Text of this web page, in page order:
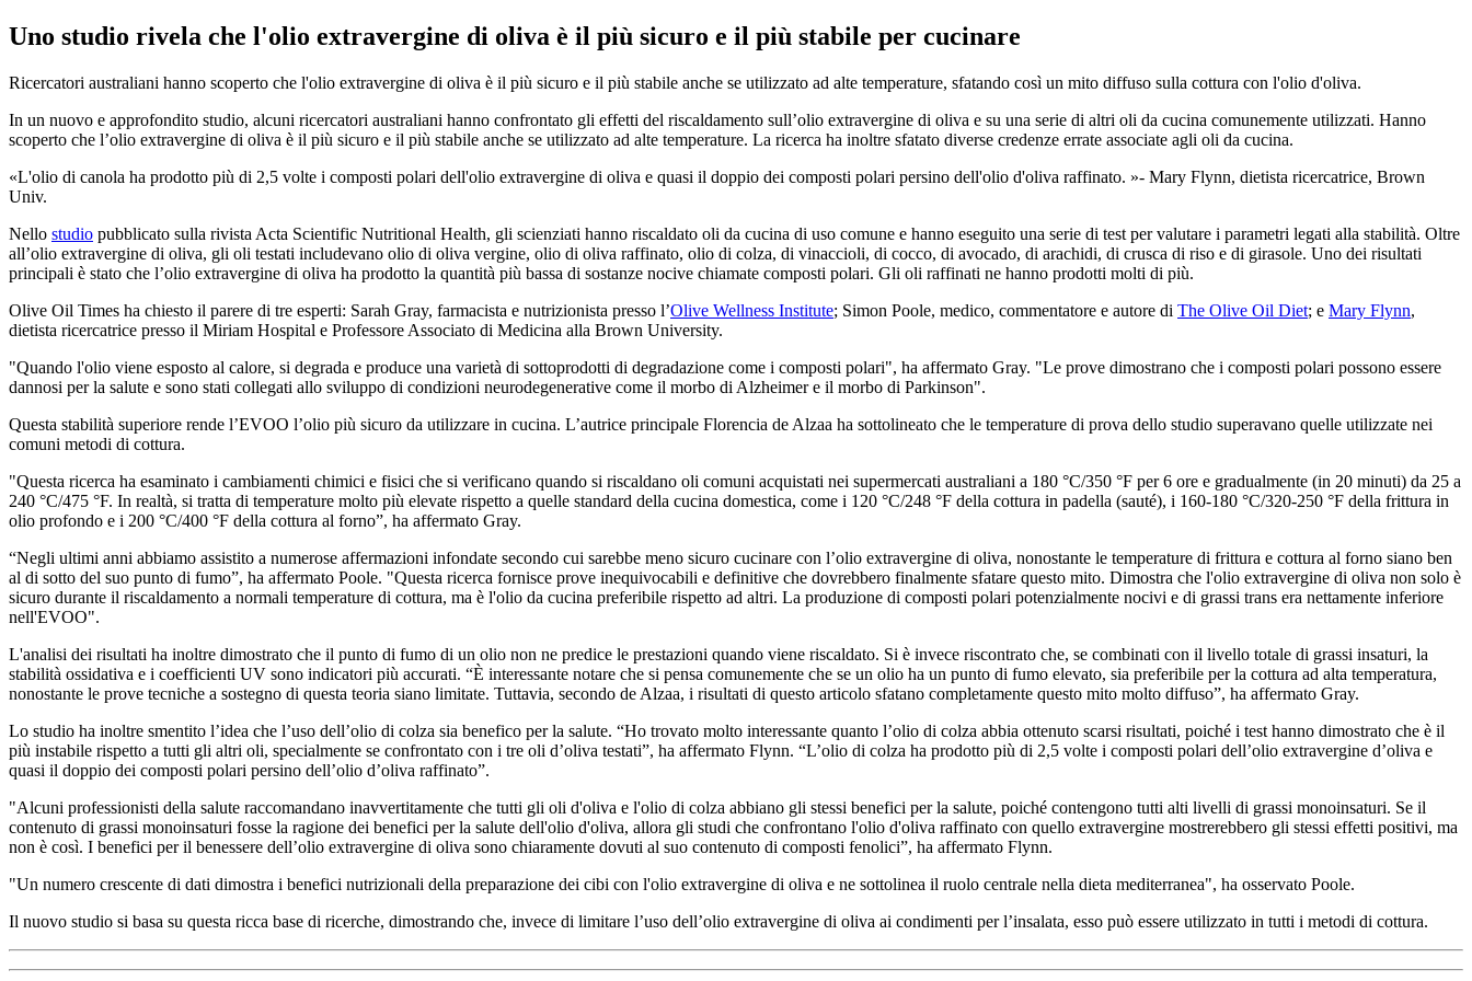
Uno studio rivela che l'olio extravergine di oliva è il più sicuro e il più stabile per cucinare
Ricercatori australiani hanno scoperto che l'olio extravergine di oliva è il più sicuro e il più stabile anche se utilizzato ad alte temperature, sfatando così un mito diffuso sulla cottura con l'olio d'oliva.
In un nuovo e approfondito studio, alcuni ricercatori australiani hanno confrontato gli effetti del riscaldamento sull’olio extravergine di oliva e su una serie di altri oli da cucina comunemente utilizzati. Hanno
scoperto che l’olio extravergine di oliva è il più sicuro e il più stabile anche se utilizzato ad alte temperature. La ricerca ha inoltre sfatato diverse credenze errate associate agli oli da cucina.
L'olio di canola ha prodotto più di 2,5 volte i composti polari dell'olio extravergine di oliva e quasi il doppio dei composti polari persino dell'olio d'oliva raffinato.
- Mary Flynn, dietista ricercatrice, Brown
Univ.
Nello studio pubblicato sulla rivista Acta Scientific Nutritional Health, gli scienziati hanno riscaldato oli da cucina di uso comune e hanno eseguito una serie di test per valutare i parametri legati alla stabilità. Oltre
all’olio extravergine di oliva, gli oli testati includevano olio di oliva vergine, olio di oliva raffinato, olio di colza, di vinaccioli, di cocco, di avocado, di arachidi, di crusca di riso e di girasole. Uno dei risultati
principali è stato che l’olio extravergine di oliva ha prodotto la quantità più bassa di sostanze nocive chiamate composti polari. Gli oli raffinati ne hanno prodotti molti di più.
Olive Oil Times ha chiesto il parere di tre esperti: Sarah Gray, farmacista e nutrizionista presso l’Olive Wellness Institute; Simon Poole, medico, commentatore e autore di The Olive Oil Diet; e Mary Flynn,
dietista ricercatrice presso il Miriam Hospital e Professore Associato di Medicina alla Brown University.
"Quando l'olio viene esposto al calore, si degrada e produce una varietà di sottoprodotti di degradazione come i composti polari", ha affermato Gray. "Le prove dimostrano che i composti polari possono essere
dannosi per la salute e sono stati collegati allo sviluppo di condizioni neurodegenerative come il morbo di Alzheimer e il morbo di Parkinson".
Questa stabilità superiore rende l’EVOO l’olio più sicuro da utilizzare in cucina. L’autrice principale Florencia de Alzaa ha sottolineato che le temperature di prova dello studio superavano quelle utilizzate nei
comuni metodi di cottura.
"Questa ricerca ha esaminato i cambiamenti chimici e fisici che si verificano quando si riscaldano oli comuni acquistati nei supermercati australiani a 180 °C/350 °F per 6 ore e gradualmente (in 20 minuti) da 25 a
240 °C/475 °F. In realtà, si tratta di temperature molto più elevate rispetto a quelle standard della cucina domestica, come i 120 °C/248 °F della cottura in padella (sauté), i 160-180 °C/320-250 °F della frittura in
olio profondo e i 200 °C/400 °F della cottura al forno”, ha affermato Gray.
“Negli ultimi anni abbiamo assistito a numerose affermazioni infondate secondo cui sarebbe meno sicuro cucinare con l’olio extravergine di oliva, nonostante le temperature di frittura e cottura al forno siano ben
al di sotto del suo punto di fumo”, ha affermato Poole. "Questa ricerca fornisce prove inequivocabili e definitive che dovrebbero finalmente sfatare questo mito. Dimostra che l'olio extravergine di oliva non solo è
sicuro durante il riscaldamento a normali temperature di cottura, ma è l'olio da cucina preferibile rispetto ad altri. La produzione di composti polari potenzialmente nocivi e di grassi trans era nettamente inferiore
nell'EVOO".
L'analisi dei risultati ha inoltre dimostrato che il punto di fumo di un olio non ne predice le prestazioni quando viene riscaldato. Si è invece riscontrato che, se combinati con il livello totale di grassi insaturi, la
stabilità ossidativa e i coefficienti UV sono indicatori più accurati. “È interessante notare che si pensa comunemente che se un olio ha un punto di fumo elevato, sia preferibile per la cottura ad alta temperatura,
nonostante le prove tecniche a sostegno di questa teoria siano limitate. Tuttavia, secondo de Alzaa, i risultati di questo articolo sfatano completamente questo mito molto diffuso”, ha affermato Gray.
Lo studio ha inoltre smentito l’idea che l’uso dell’olio di colza sia benefico per la salute. “Ho trovato molto interessante quanto l’olio di colza abbia ottenuto scarsi risultati, poiché i test hanno dimostrato che è il
più instabile rispetto a tutti gli altri oli, specialmente se confrontato con i tre oli d’oliva testati”, ha affermato Flynn. “L’olio di colza ha prodotto più di 2,5 volte i composti polari dell’olio extravergine d’oliva e
quasi il doppio dei composti polari persino dell’olio d’oliva raffinato”.
"Alcuni professionisti della salute raccomandano inavvertitamente che tutti gli oli d'oliva e l'olio di colza abbiano gli stessi benefici per la salute, poiché contengono tutti alti livelli di grassi monoinsaturi. Se il
contenuto di grassi monoinsaturi fosse la ragione dei benefici per la salute dell'olio d'oliva, allora gli studi che confrontano l'olio d'oliva raffinato con quello extravergine mostrerebbero gli stessi effetti positivi, ma
non è così. I benefici per il benessere dell’olio extravergine di oliva sono chiaramente dovuti al suo contenuto di composti fenolici”, ha affermato Flynn.
"Un numero crescente di dati dimostra i benefici nutrizionali della preparazione dei cibi con l'olio extravergine di oliva e ne sottolinea il ruolo centrale nella dieta mediterranea", ha osservato Poole.
Il nuovo studio si basa su questa ricca base di ricerche, dimostrando che, invece di limitare l’uso dell’olio extravergine di oliva ai condimenti per l’insalata, esso può essere utilizzato in tutti i metodi di cottura.